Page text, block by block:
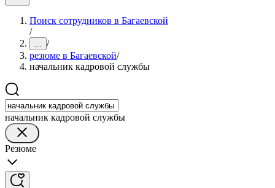
Поиск сотрудников в Багаевской
/
... /
резюме в Багаевской/
начальник кадровой службы
начальник кадровой службы
Резюме